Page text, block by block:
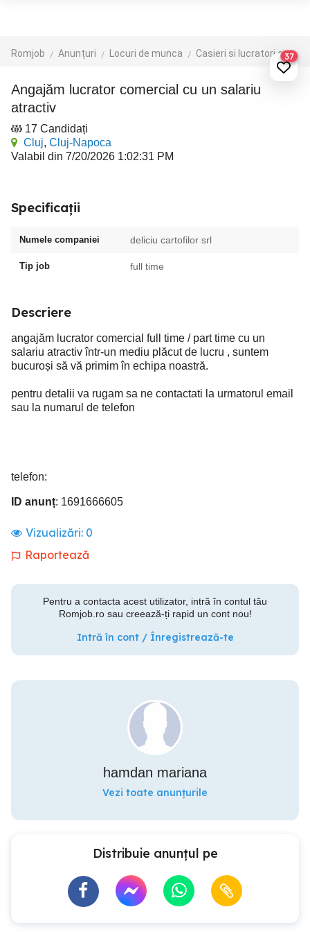
Romjob Anunțuri Locuri de munca Casieri si lucratori comerciali37
angajăm lucrator comercial cu un salariu
atractiv
17 Candidați
Cluj, Cluj-Napoca
Valabil din 7/20/2026 1:02:31 PM
Specificații
Numele companiei deliciu cartofilor srl
Tip job full time
Descriere
angajăm lucrator comercial full time / part time cu un
salariu atractiv într-un mediu plăcut de lucru , suntem
bucuroși să vă primim în echipa noastră.
pentru detalii va rugam sa ne contactati la urmatorul email
sau la numarul de telefon
telefon:
ID anunț: 1691666605
Vizualizări: 0
Raportează
Pentru a contacta acest utilizator, intră în contul tău
Romjob.ro sau creează-ți rapid un cont nou!
Intră în cont / Înregistrează-te
hamdan mariana
Vezi toate anunțurile
Distribuie anunțul pe